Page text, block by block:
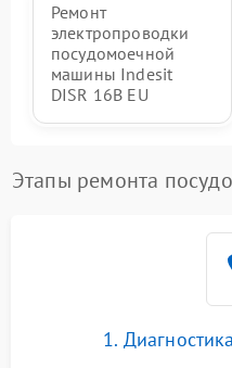
Ремонт
электропроводки
посудомоечной
машины Indesit
DISR 16B EU
Этапы ремонта
1.